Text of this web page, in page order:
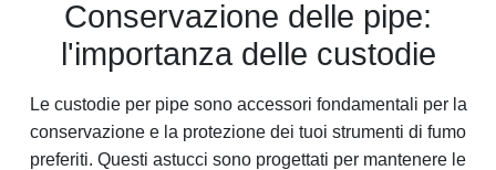
Conservazione delle pipe:
l'importanza delle custodie
Le custodie per pipe sono accessori fondamentali per la
conservazione e la protezione dei tuoi strumenti di fumo
preferiti. Questi astucci sono progettati per mantenere le